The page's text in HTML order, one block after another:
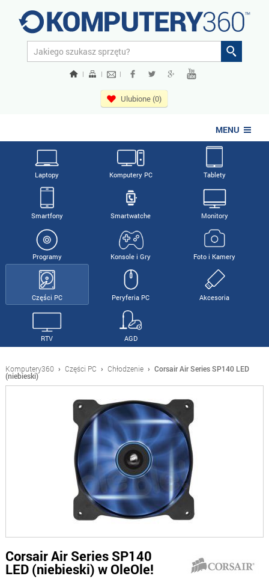
| | |
Ulubione (0)
MENU
Laptopy Komputery PC Tablety
Smartfony Smartwatche Monitory
Programy Konsole i Gry Foto i Kamery
Części PC Peryferia PC Akcesoria
RTV AGD
Komputery360 › Części PC › Chłodzenie › Corsair Air Series SP140 LED
(niebieski)
Corsair Air Series SP140
LED (niebieski) w OleOle!